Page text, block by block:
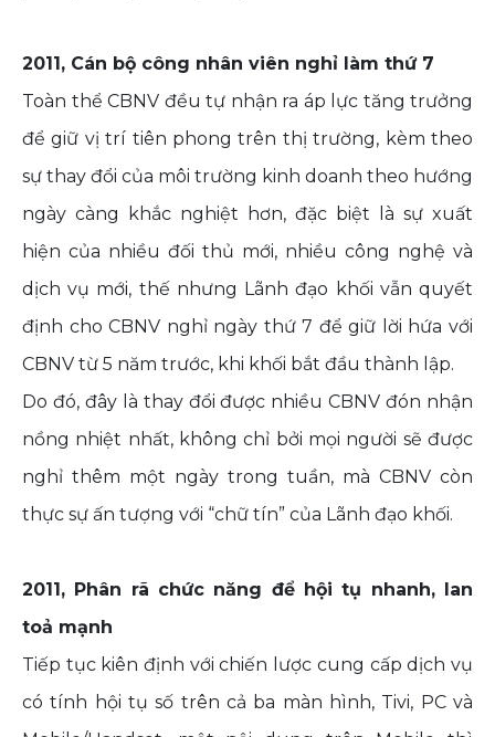
2011, Cán bộ công nhân viên nghỉ làm thứ 7
Toàn thể CBNV đều tự nhận ra áp lực tăng trưởng
để giữ vị trí tiên phong trên thị trường, kèm theo
sự thay đổi của môi trường kinh doanh theo hướng
ngày càng khắc nghiệt hơn, đặc biệt là sự xuất
hiện của nhiều đối thủ mới, nhiều công nghệ và
dịch vụ mới, thế nhưng Lãnh đạo khối vẫn quyết
định cho CBNV nghỉ ngày thứ 7 để giữ lời hứa với
CBNV từ 5 năm trước, khi khối bắt đầu thành lập.
Do đó, đây là thay đổi được nhiều CBNV đón nhận
nồng nhiệt nhất, không chỉ bởi mọi người sẽ được
nghỉ thêm một ngày trong tuần, mà CBNV còn
thực sự ấn tượng với “chữ tín” của Lãnh đạo khối.
2011, Phân rã chức năng để hội tụ nhanh, lan
toả mạnh
Tiếp tục kiên định với chiến lược cung cấp dịch vụ
có tính hội tụ số trên cả ba màn hình, Tivi, PC và